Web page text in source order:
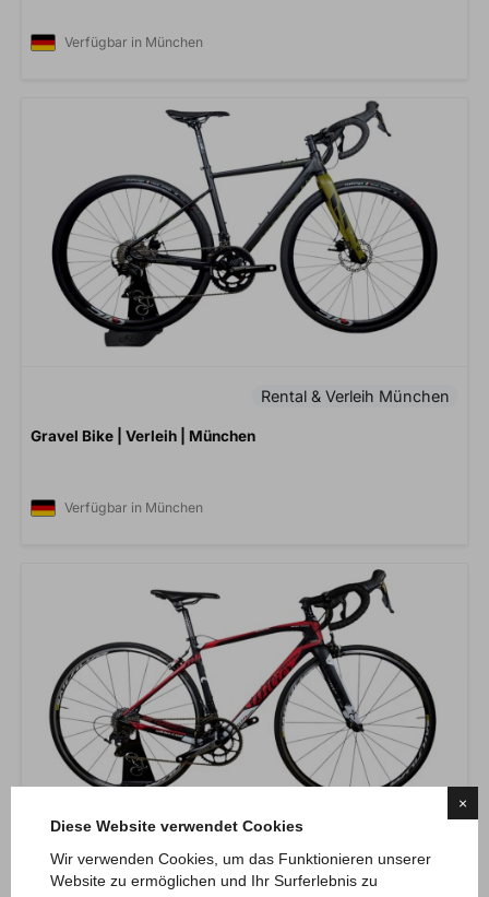
×
Diese Website verwendet Cookies
Wir verwenden Cookies, um das Funktionieren unserer
Website zu ermöglichen und Ihr Surferlebnis zu
Verfügbar in München
Rental & Verleih München
Gravel Bike | Verleih | München
Verfügbar in München
Rental & Verleih München